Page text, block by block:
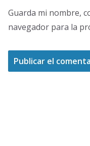
Guarda mi nombre,
navegador para la